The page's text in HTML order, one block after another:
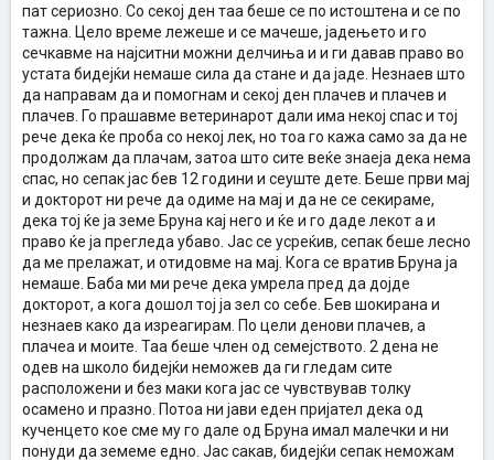
пат сериозно. Со секој ден таа беше се по истоштена и се по
тажна. Цело време лежеше и се мачеше, јадењето и го
сечкавме на најситни можни делчиња и и ги давав право во
устата бидејќи немаше сила да стане и да јаде. Незнаев што
да направам да и помогнам и секој ден плачев и плачев и
плачев. Го прашавме ветеринарот дали има некој спас и тој
рече дека ќе проба со некој лек, но тоа го кажа само за да не
продолжам да плачам, затоа што сите веќе знаеја дека нема
спас, но сепак јас бев 12 години и сеуште дете. Беше први мај
и докторот ни рече да одиме на мај и да не се секираме,
дека тој ќе ја земе Бруна кај него и ќе и го даде лекот а и
право ќе ја прегледа убаво. Јас се усреќив, сепак беше лесно
да ме прелажат, и отидовме на мај. Кога се вратив Бруна ја
немаше. Баба ми ми рече дека умрела пред да дојде
докторот, а кога дошол тој ја зел со себе. Бев шокирана и
незнаев како да изреагирам. По цели денови плачев, а
плачеа и моите. Таа беше член од семејството. 2 дена не
одев на школо бидејќи неможев да ги гледам сите
расположени и без маки кога јас се чувствував толку
осамено и празно. Потоа ни јави еден пријател дека од
кученцето кое сме му го дале од Бруна имал малечки и ни
понуди да земеме едно. Јас сакав, бидејќи сепак неможам